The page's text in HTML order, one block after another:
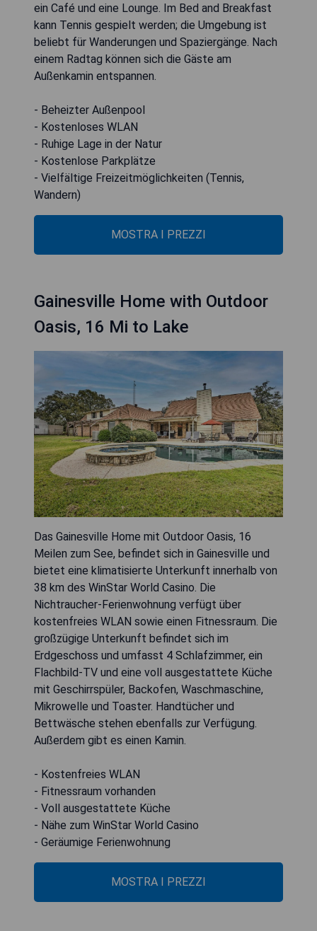
ein Café und eine Lounge. Im Bed and Breakfast
kann Tennis gespielt werden; die Umgebung ist
beliebt für Wanderungen und Spaziergänge. Nach
einem Radtag können sich die Gäste am
Außenkamin entspannen.
- Beheizter Außenpool
- Kostenloses WLAN
- Ruhige Lage in der Natur
- Kostenlose Parkplätze
- Vielfältige Freizeitmöglichkeiten (Tennis,
Wandern)
MOSTRA I PREZZI
Gainesville Home with Outdoor
Oasis, 16 Mi to Lake
Das Gainesville Home mit Outdoor Oasis, 16
Meilen zum See, befindet sich in Gainesville und
bietet eine klimatisierte Unterkunft innerhalb von
38 km des WinStar World Casino. Die
Nichtraucher-Ferienwohnung verfügt über
kostenfreies WLAN sowie einen Fitnessraum. Die
großzügige Unterkunft befindet sich im
Erdgeschoss und umfasst 4 Schlafzimmer, ein
Flachbild-TV und eine voll ausgestattete Küche
mit Geschirrspüler, Backofen, Waschmaschine,
Mikrowelle und Toaster. Handtücher und
Bettwäsche stehen ebenfalls zur Verfügung.
Außerdem gibt es einen Kamin.
- Kostenfreies WLAN
- Fitnessraum vorhanden
- Voll ausgestattete Küche
- Nähe zum WinStar World Casino
- Geräumige Ferienwohnung
MOSTRA I PREZZI